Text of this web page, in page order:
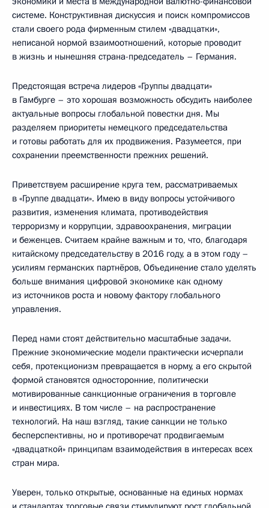
системе. Конструктивная дискуссия и поиск компромиссов
стали своего рода фирменным стилем «двадцатки»,
неписаной нормой взаимоотношений, которые проводит
в жизнь и нынешняя страна-председатель – Германия.
Предстоящая встреча лидеров «Группы двадцати»
в Гамбурге – это хорошая возможность обсудить наиболее
актуальные вопросы глобальной повестки дня. Мы
разделяем приоритеты немецкого председательства
и готовы работать для их продвижения. Разумеется, при
сохранении преемственности прежних решений.
Приветствуем расширение круга тем, рассматриваемых
в «Группе двадцати». Имею в виду вопросы устойчивого
развития, изменения климата, противодействия
терроризму и коррупции, здравоохранения, миграции
и беженцев. Считаем крайне важным и то, что, благодаря
китайскому председательству в 2016 году, а в этом году –
усилиям германских партнёров, Объединение стало уделять
больше внимания цифровой экономике как одному
из источников роста и новому фактору глобального
управления.
Перед нами стоят действительно масштабные задачи.
Прежние экономические модели практически исчерпали
себя, протекционизм превращается в норму, а его скрытой
формой становятся односторонние, политически
мотивированные санкционные ограничения в торговле
и инвестициях. В том числе – на распространение
технологий. На наш взгляд, такие санкции не только
бесперспективны, но и противоречат продвигаемым
«двадцаткой» принципам взаимодействия в интересах всех
стран мира.
Уверен, только открытые, основанные на единых нормах